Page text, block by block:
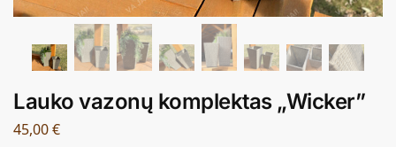
Lauko vazonų komplektas „Wicker”
45,00€